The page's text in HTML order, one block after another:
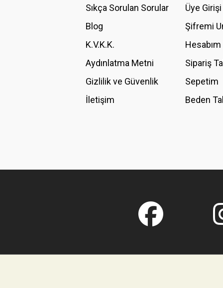
Ürün fiyatı diğer sitelerden daha pahalı.
Bu ürüne benzer farklı alternatifler olmalı.
Sıkça Sorulan Sorular
Blog
K.V.K.K.
Aydınlatma Metni
Gizlilik ve Güvenlik
İletişim
Üye Girişi
Şifremi
Hesabım
Sipariş
Sepetim
Beden